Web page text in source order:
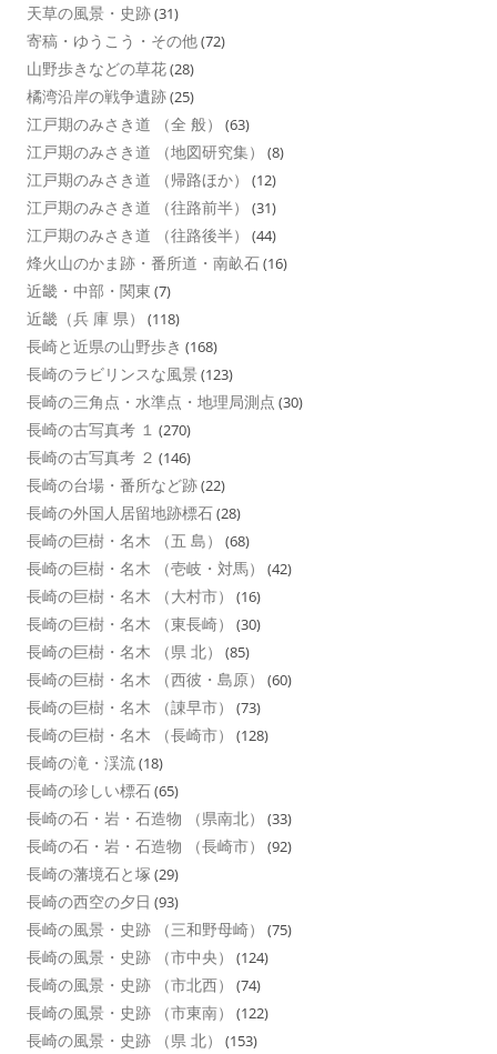
天草の風景・史跡(31)
寄稿・ゆうこう・その他(72)
山野歩きなどの草花(28)
橘湾沿岸の戦争遺跡(25)
江戸期のみさき道 （全 般） (63)
江戸期のみさき道 （地図研究集） (8)
江戸期のみさき道 （帰路ほか） (12)
江戸期のみさき道 （往路前半） (31)
江戸期のみさき道 （往路後半） (44)
烽火山のかま跡・番所道・南畝石(16)
近畿・中部・関東 (7)
近畿（兵 庫 県） (118)
長崎と近県の山野歩き (168)
長崎のラビリンスな風景 (123)
長崎の三角点・水準点・地理局測点 (30)
長崎の古写真考 １ (270)
長崎の古写真考 ２ (146)
長崎の台場・番所など跡(22)
長崎の外国人居留地跡標石(28)
長崎の巨樹・名木 （五 島） (68)
長崎の巨樹・名木 （壱岐・対馬） (42)
長崎の巨樹・名木 （大村市） (16)
長崎の巨樹・名木 （東長崎） (30)
長崎の巨樹・名木 （県 北） (85)
長崎の巨樹・名木 （西彼・島原） (60)
長崎の巨樹・名木 （諌早市） (73)
長崎の巨樹・名木 （長崎市） (128)
長崎の滝・渓流(18)
長崎の珍しい標石(65)
長崎の石・岩・石造物 （県南北） (33)
長崎の石・岩・石造物 （長崎市） (92)
長崎の藩境石と塚 (29)
長崎の西空の夕日 (93)
長崎の風景・史跡 （三和野母崎） (75)
長崎の風景・史跡 （市中央） (124)
長崎の風景・史跡 （市北西） (74)
長崎の風景・史跡 （市東南） (122)
長崎の風景・史跡 （県 北） (153)